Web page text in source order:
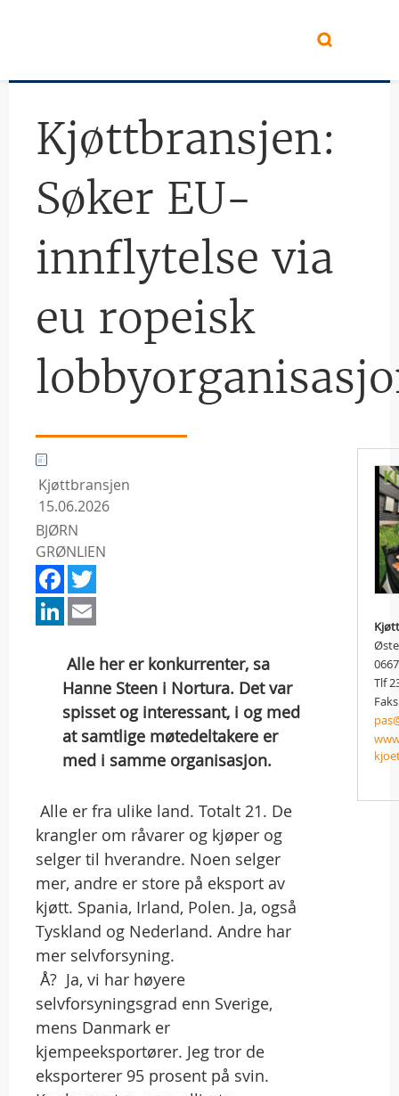
Kjøttbransjen: 
Søker EU-
innflytelse via
eu ropeisk
Kjøttbransjen
15.06.2026
BJØRN
GRØNLIEN
Facebook
LinkedIn
 Alle her er konkurrenter, sa
Hanne Steen i Nortura. Det var
spisset og interessant, i og med
at samtlige møtedeltakere er
med i samme organisasjon.
 Alle er fra ulike land. Totalt 21. De
krangler om råvarer og kjøper og
selger til hverandre. Noen selger
mer, andre er store på eksport av
kjøtt. Spania, Irland, Polen. Ja, også
Tyskland og Nederland. Andre har
mer selvforsyning.
 Å?  Ja, vi har høyere
selvforsyningsgrad enn Sverige,
mens Danmark er
kjempeeksportører. Jeg tror de
eksporterer 95 prosent på svin.
Tlf